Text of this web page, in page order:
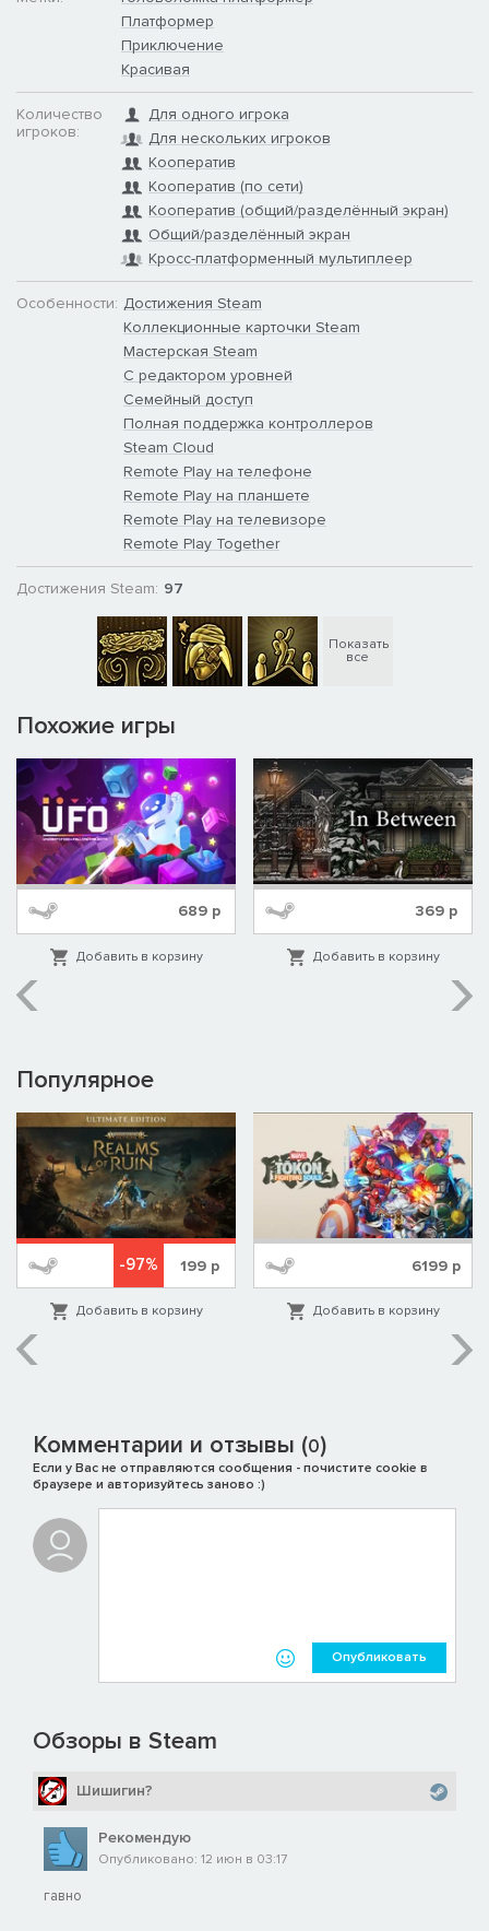
Платформер
Приключение
Красивая
Количество
игроков:
Для одного игрока
Для нескольких игроков
Кооператив
Кооператив (по сети)
Кооператив (общий/разделённый экран)
Общий/разделённый экран
Кросс-платформенный мультиплеер
Особенности: Достижения Steam
Коллекционные карточки Steam
Мастерская Steam
С редактором уровней
Семейный доступ
Полная поддержка контроллеров
Steam Cloud
Remote Play на телефоне
Remote Play на планшете
Remote Play на телевизоре
Remote Play Together
Достижения Steam: 97
Показать
все
Похожие игры
689 р
Добавить в корзину
369 р
Добавить в корзину
Популярное
-97% 199р
Добавить в корзину
6199 р
Добавить в корзину
Комментарии и отзывы (0)
Если у Вас не отправляются сообщения - почистите cookie в
браузере и авторизуйтесь заново :)
Опубликовать
Обзоры в Steam
Шишигин?
Рекомендую
Опубликовано: 12 июн в 03:17
гавно